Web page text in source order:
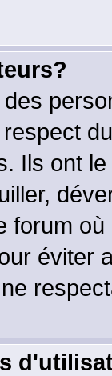
Ils ont
forum
éviter